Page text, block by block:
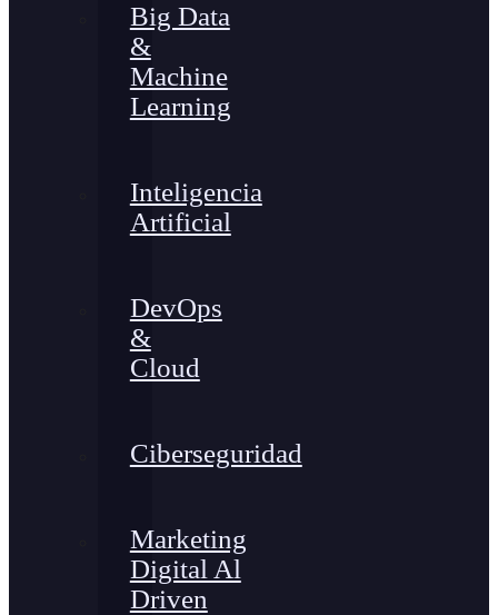
Big Data
&
Machine
Learning
Inteligencia
Artificial
DevOps
&
Cloud
Ciberseguridad
Marketing
Digital Al
Driven